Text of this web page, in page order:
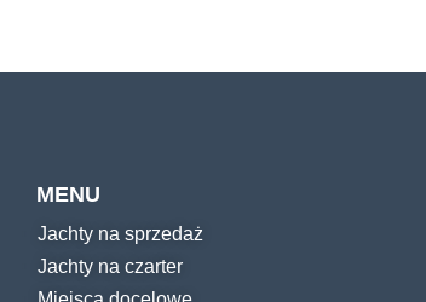
MENU
Jachty na sprzedaż
Jachty na czarter